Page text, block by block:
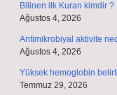
Bilinen ilk Kuran kimdir ?
Ağustos 4, 2026
Antimikrobiyal aktivite
Ağustos 4, 2026
Yüksek hemoglobin
Temmuz 29, 2026